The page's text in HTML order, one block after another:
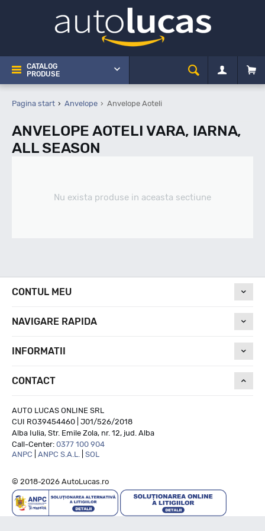
CATALOG
PRODUSE
Pagina start Anvelope Anvelope Aoteli
ANVELOPE AOTELI VARA, IARNA,
ALL SEASON
Nu exista produse in aceasta sectiune
CONTUL MEU
NAVIGARE RAPIDA
INFORMATII
CONTACT
AUTO LUCAS ONLINE SRL
CUI RO39454460 | J01/526/2018
Alba Iulia, Str. Emile Zola, nr. 12, jud. Alba
Call-Center: 0377 100 904
ANPC
ANPC S.A.L. SOL
© 2018-2026 AutoLucas.ro